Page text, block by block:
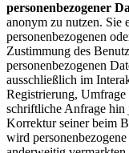
personenbezogener
anonym zu nutzen. Sie
personenbezogenen
Zustimmung des
personenbezogenen
ausschließlich im
Registrierung,
schriftliche Anfrage hin
Korrektur seiner beim
wird